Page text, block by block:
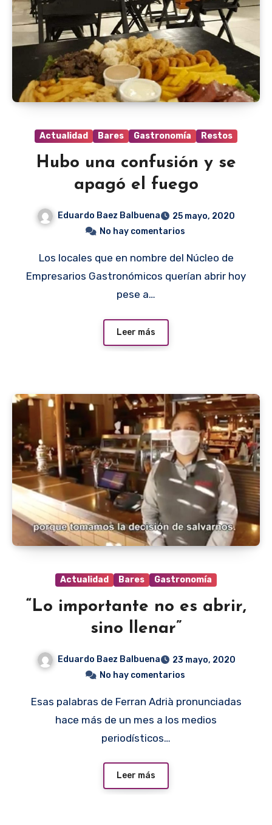
Actualidad Bares Gastronomía Restos
Hubo una confusión y se
apagó el fuego
Eduardo Baez Balbuena
25 mayo, 2020
No hay comentarios
Los locales que en nombre del Núcleo de
Empresarios Gastronómicos querían abrir hoy
pese a…
Leer más
Actualidad Bares Gastronomía
“Lo importante no es abrir,
sino llenar”
Eduardo Baez Balbuena
23 mayo, 2020
No hay comentarios
Esas palabras de Ferran Adrià pronunciadas
hace más de un mes a los medios
periodísticos…
Leer más